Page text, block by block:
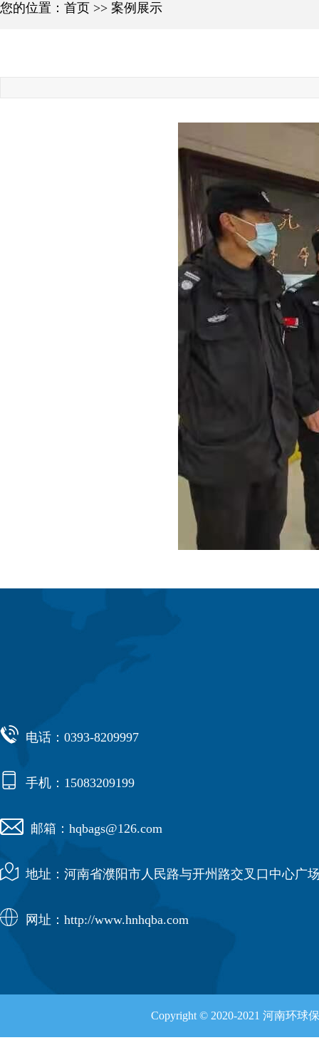
您的位置： 首页 >> 案例展示
 电话：0393-8209997
 手机：15083209199
 邮箱：hqbags@126.com
 地址：河南省濮阳市人民路与开州路交叉口中心广
 网址：http://www.hnhqba.com
Copyright © 2020-2021 河南环球